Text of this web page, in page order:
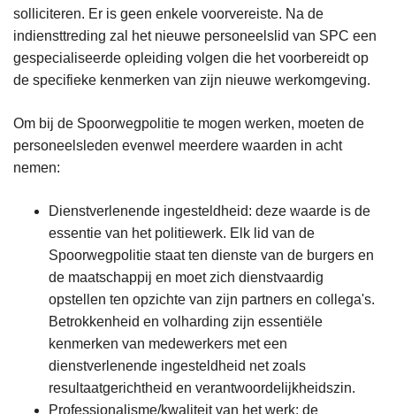
solliciteren. Er is geen enkele voorvereiste. Na de
indiensttreding zal het nieuwe personeelslid van SPC een
gespecialiseerde opleiding volgen die het voorbereidt op
de specifieke kenmerken van zijn nieuwe werkomgeving.
Om bij de Spoorwegpolitie te mogen werken, moeten de
personeelsleden evenwel meerdere waarden in acht
nemen:
Dienstverlenende ingesteldheid: deze waarde is de
essentie van het politiewerk. Elk lid van de
Spoorwegpolitie staat ten dienste van de burgers en
de maatschappij en moet zich dienstvaardig
opstellen ten opzichte van zijn partners en collega's.
Betrokkenheid en volharding zijn essentiële
kenmerken van medewerkers met een
dienstverlenende ingesteldheid net zoals
resultaatgerichtheid en verantwoordelijkheidszin.
Professionalisme/kwaliteit van het werk: de